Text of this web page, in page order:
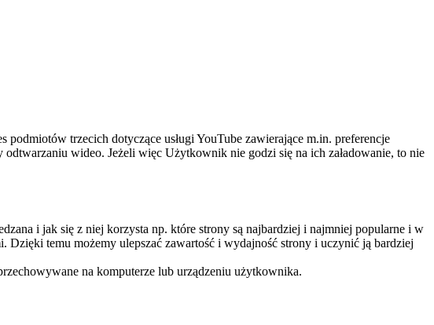
trzecich dotyczące usługi YouTube zawierające m.in. preferencje
wideo. Jeżeli więc Użytkownik nie godzi się na ich załadowanie, to nie
i jak się z niej korzysta np. które strony są najbardziej i najmniej popularne i w
temu możemy ulepszać zawartość i wydajność strony i uczynić ją bardziej
na komputerze lub urządzeniu użytkownika.